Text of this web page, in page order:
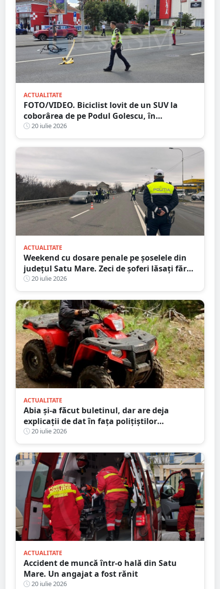
ACTUALITATE
FOTO/VIDEO. Biciclist lovit de un SUV la
coborârea de pe Podul Golescu, în
municipiul Satu Mare. Șoferul: ”Pur și
simplu nu l-am văzut”
20 iulie 2026
ACTUALITATE
Weekend cu dosare penale pe șoselele din
județul Satu Mare. Zeci de șoferi lăsați fără
permise
20 iulie 2026
ACTUALITATE
Abia și-a făcut buletinul, dar are deja
explicații de dat în fața polițiștilor
sătmăreni. Totul după o ”aventură” cu ATV-
ul pe străzile din sat
20 iulie 2026
ACTUALITATE
Accident de muncă într-o hală din Satu
Mare. Un angajat a fost rănit
20 iulie 2026